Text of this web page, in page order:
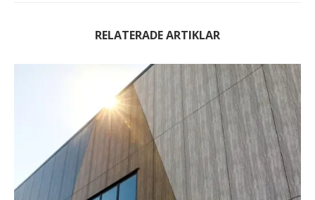
RELATERADE ARTIKLAR